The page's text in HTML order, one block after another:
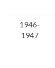
1946-
1947